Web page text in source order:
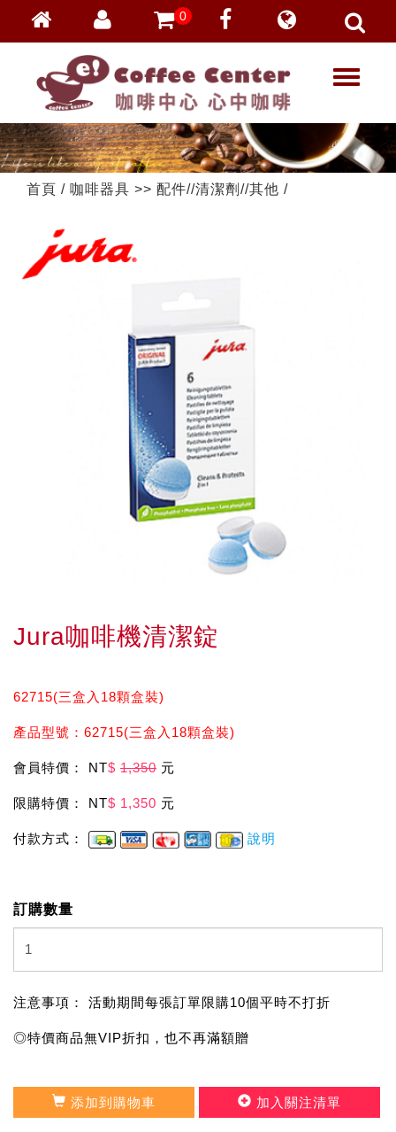
會員登入
忘記密碼
加入會員
VIP登入
VIP申請
0
T
g
l
e
首頁 / 咖啡器具 >> 配件//清潔劑//其他 /
Jura咖啡機清潔錠
62715(三盒入18顆盒裝)
產品型號：62715(三盒入18顆盒裝)
會員特價： NT$ 1,350 元
限購特價： NT$ 1,350 元
付款方式： 說明
訂購數量
注意事項： 活動期間每張訂單限購10個平時不打折
◎特價商品無VIP折扣，也不再滿額贈
添加到購物車 加入關注清單